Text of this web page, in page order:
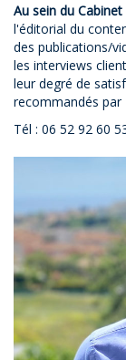
Au sein du Cabinet
l'éditorial du
des publications/
les interviews
leur degré de
recommandés par
Tél : 06 52 92 60